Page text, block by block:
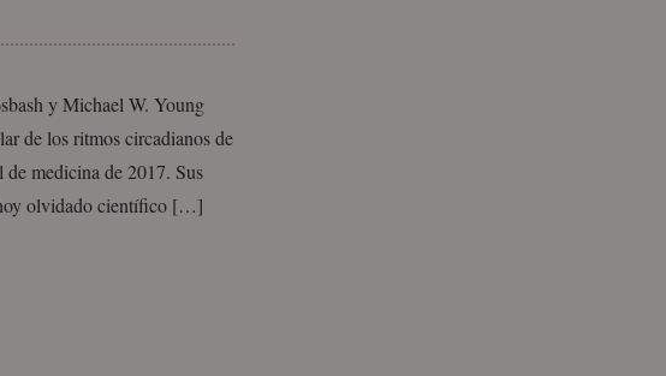
y Michael W. Young
de los ritmos circadianos de
medicina de 2017. Sus
hoy olvidado científico […]